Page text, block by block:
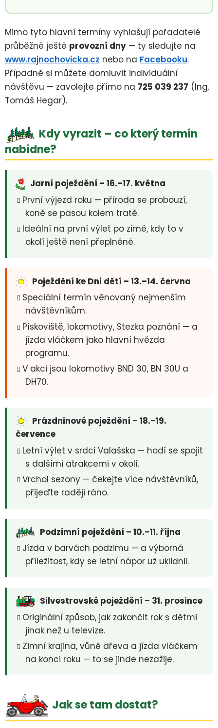
Mimo tyto hlavní termíny vyhlašují pořadatelé
průběžně ještě provozní dny — ty sledujte na
www.rajnochovicka.cz nebo na Facebooku.
Případně si můžete domluvit individuální
návštěvu — zavolejte přímo na 725 039 237 (Ing.
Tomáš Hegar).
Kdy vyrazit – co který termín
nabídne?
Jarní poježdění – 16.–17. května
První výjezd roku — příroda se probouzí,
koně se pasou kolem tratě.
Ideální na první výlet po zimě, kdy to v
okolí ještě není přeplněné.
Poježdění ke Dni dětí – 13.–14. června
Speciální termín věnovaný nejmenším
návštěvníkům.
Pískoviště, lokomotivy, Stezka poznání — a
jízda vláčkem jako hlavní hvězda
programu.
V akci jsou lokomotivy BND 30, BN 30U a
DH70.
Prázdninové poježdění – 18.–19.
července
Letní výlet v srdci Valašska — hodí se spojit
s dalšími atrakcemi v okolí.
Vrchol sezony — čekejte více návštěvníků,
přijeďte raději ráno.
Podzimní poježdění – 10.–11. října
Jízda v barvách podzimu — a výborná
příležitost, kdy se letní nápor už uklidnil.
Silvestrovské poježdění – 31. prosince
Originální způsob, jak zakončit rok s dětmi
jinak než u televize.
Zimní krajina, vůně dřeva a jízda vláčkem
na konci roku — to se jinde nezažije.
Jak se tam dostat?